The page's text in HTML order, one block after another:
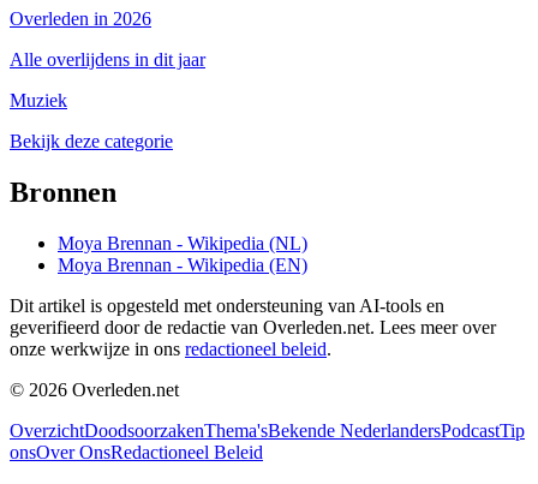
Overleden in 2026
Alle overlijdens in dit jaar
Muziek
Bekijk deze categorie
Bronnen
Moya Brennan - Wikipedia (NL)
Moya Brennan - Wikipedia (EN)
Dit artikel is opgesteld met ondersteuning van AI-tools en
geverifieerd door de redactie van Overleden.net. Lees meer over
onze werkwijze in ons redactioneel beleid.
© 2026 Overleden.net
OverzichtDoodsoorzakenThema'sBekende NederlandersPodcastTip
onsOver OnsRedactioneel Beleid